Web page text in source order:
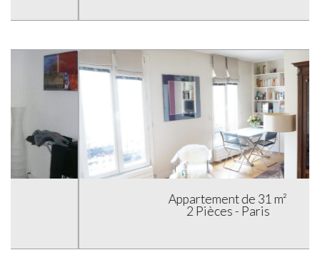
Appartement de 31 m²
2 Pièces - Paris